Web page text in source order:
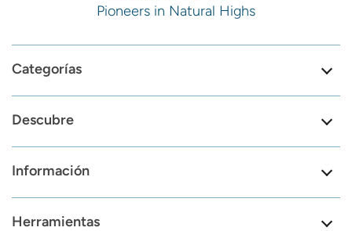
Pioneers in Natural Highs
Categorías
Descubre
Información
Herramientas